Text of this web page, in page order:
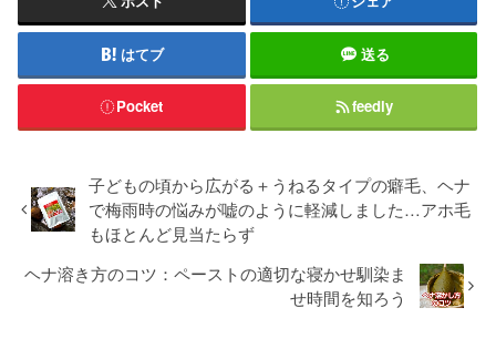
はてブ 送る
Pocket feedly
子どもの頃から広がる＋うねるタイプの癖毛、ヘナ
で梅雨時の悩みが嘘のように軽減しました…アホ毛
もほとんど見当たらず
ヘナ溶き方のコツ：ペーストの適切な寝かせ馴染ま
せ時間を知ろう